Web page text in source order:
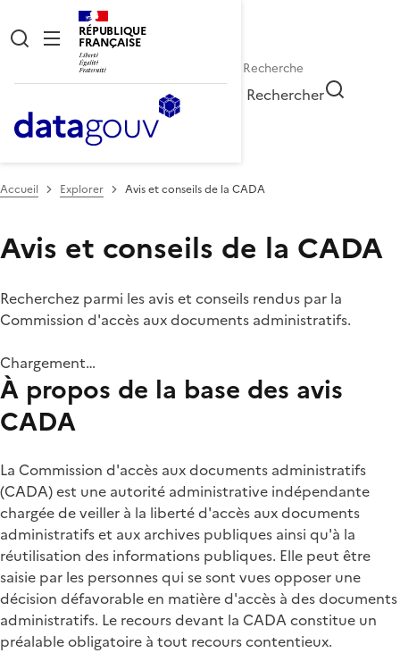
RÉPUBLIQUE
FRANÇAISE
Rechercher
Accueil Explorer Avis et conseils de la CADA
Avis et conseils de la CADA
Recherchez parmi les avis et conseils rendus par la
Commission d'accès aux documents administratifs.
Chargement…
À propos de la base des avis
CADA
La Commission d'accès aux documents administratifs
(CADA) est une autorité administrative indépendante
chargée de veiller à la liberté d'accès aux documents
administratifs et aux archives publiques ainsi qu'à la
réutilisation des informations publiques. Elle peut être
saisie par les personnes qui se sont vues opposer une
décision défavorable en matière d'accès à des documents
administratifs. Le recours devant la CADA constitue un
préalable obligatoire à tout recours contentieux.